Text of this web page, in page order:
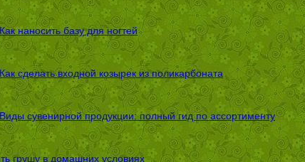
Как наносить базу для ногтей
Как сделать входной козырек из поликарбоната
Виды сувенирной продукции: полный гид по ассортименту
грушу в домашних условиях